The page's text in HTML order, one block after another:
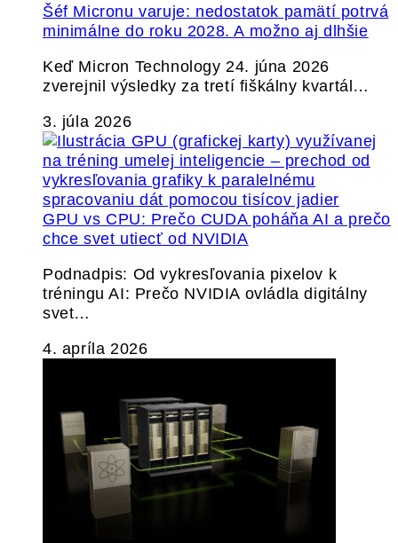
Šéf Micronu varuje: nedostatok pamätí potrvá
minimálne do roku 2028. A možno aj dlhšie
Keď Micron Technology 24. júna 2026
zverejnil výsledky za tretí fiškálny kvartál…
3. júla 2026
GPU vs CPU: Prečo CUDA poháňa AI a prečo
chce svet utiecť od NVIDIA
Podnadpis: Od vykresľovania pixelov k
tréningu AI: Prečo NVIDIA ovládla digitálny
svet…
4. apríla 2026